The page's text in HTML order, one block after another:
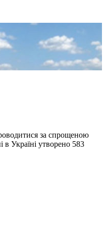
за спрощеною
Україні утворено 583